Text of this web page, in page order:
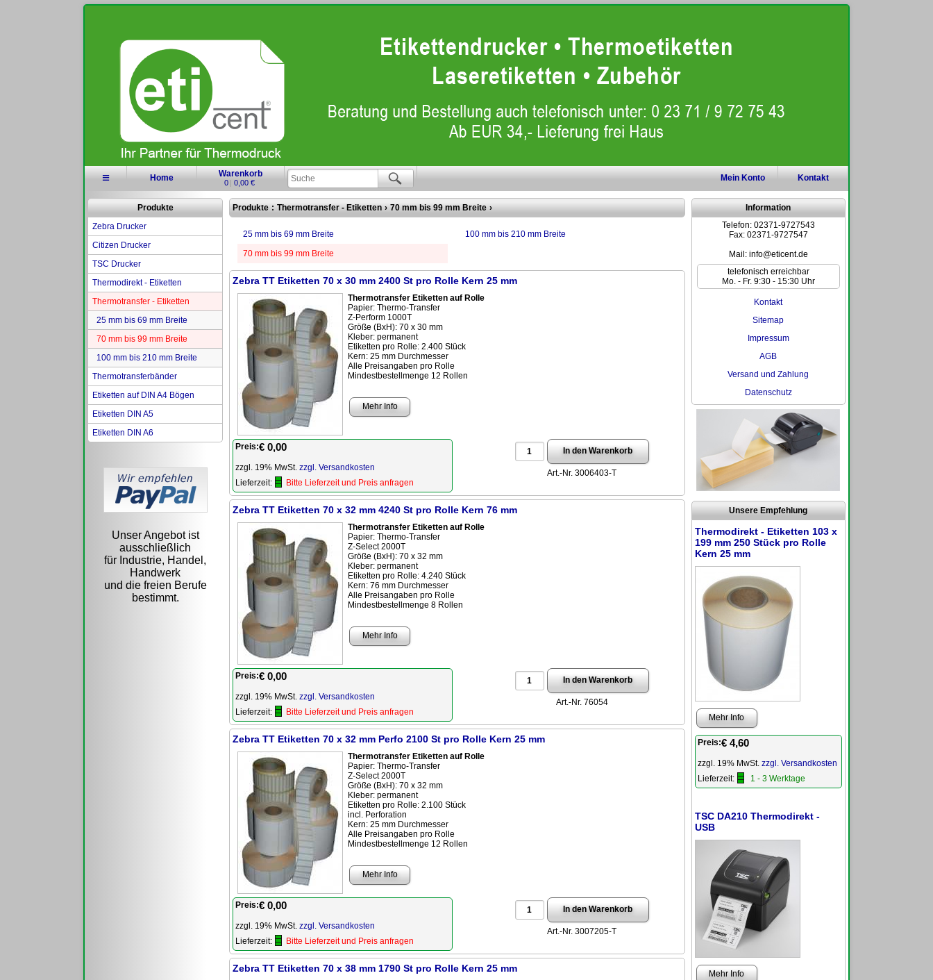
≡ Home Warenkorb
0 | 0,00 € Kontakt
Mein Konto
Produkte
Zebra Drucker
Citizen Drucker
TSC Drucker
Thermodirekt - Etiketten
Thermotransfer - Etiketten
25 mm bis 69 mm Breite
70 mm bis 99 mm Breite
100 mm bis 210 mm Breite
Thermotransferbänder
Etiketten auf DIN A4 Bögen
Etiketten DIN A5
Etiketten DIN A6
Unser Angebot ist
ausschließlich
für Industrie, Handel,
Handwerk
und die freien Berufe
bestimmt.
Produkte : Thermotransfer - Etiketten › 70 mm bis 99 mm Breite ›
25 mm bis 69 mm Breite
70 mm bis 99 mm Breite
100 mm bis 210 mm Breite
Zebra TT Etiketten 70 x 30 mm 2400 St pro Rolle Kern 25 mm
Thermotransfer Etiketten auf Rolle
Papier: Thermo-Transfer
Z-Perform 1000T
Größe (BxH): 70 x 30 mm
Kleber: permanent
Etiketten pro Rolle: 2.400 Stück
Kern: 25 mm Durchmesser
Alle Preisangaben pro Rolle
Mindestbestellmenge 12 Rollen
Mehr Info
Preis:€ 0,00
zzgl. 19% MwSt. zzgl. Versandkosten
Lieferzeit:
Bitte Lieferzeit und Preis anfragen
Art.-Nr. 3006403-T
Zebra TT Etiketten 70 x 32 mm 4240 St pro Rolle Kern 76 mm
Thermotransfer Etiketten auf Rolle
Papier: Thermo-Transfer
Z-Select 2000T
Größe (BxH): 70 x 32 mm
Kleber: permanent
Etiketten pro Rolle: 4.240 Stück
Kern: 76 mm Durchmesser
Alle Preisangaben pro Rolle
Mindestbestellmenge 8 Rollen
Mehr Info
Preis:€ 0,00
zzgl. 19% MwSt. zzgl. Versandkosten
Lieferzeit:
Bitte Lieferzeit und Preis anfragen
Art.-Nr. 76054
Zebra TT Etiketten 70 x 32 mm Perfo 2100 St pro Rolle Kern 25 mm
Thermotransfer Etiketten auf Rolle
Papier: Thermo-Transfer
Z-Select 2000T
Größe (BxH): 70 x 32 mm
Kleber: permanent
Etiketten pro Rolle: 2.100 Stück
incl. Perforation
Kern: 25 mm Durchmesser
Alle Preisangaben pro Rolle
Mindestbestellmenge 12 Rollen
Mehr Info
Preis:€ 0,00
zzgl. 19% MwSt. zzgl. Versandkosten
Lieferzeit:
Bitte Lieferzeit und Preis anfragen
Art.-Nr. 3007205-T
Zebra TT Etiketten 70 x 38 mm 1790 St pro Rolle Kern 25 mm
Information
Telefon: 02371-9727543
Fax: 02371-9727547
Mail: info@eticent.de
telefonisch erreichbar
Mo. - Fr. 9:30 - 15:30 Uhr
Kontakt
Sitemap
Impressum
AGB
Versand und Zahlung
Datenschutz
Unsere Empfehlung
Thermodirekt - Etiketten 103 x
199 mm 250 Stück pro Rolle
Kern 25 mm
Mehr Info
Preis:€ 4,60
zzgl. 19% MwSt. zzgl. Versandkosten
Lieferzeit:
1 - 3 Werktage
TSC DA210 Thermodirekt -
USB
Mehr Info